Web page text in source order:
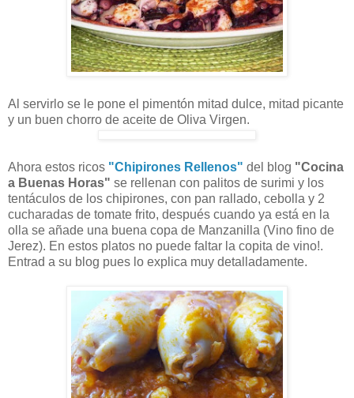
Al servirlo se le pone el pimentón mitad dulce, mitad picante
y un buen chorro de aceite de Oliva Virgen.
Ahora estos ricos "Chipirones Rellenos" del blog "Cocina
a Buenas Horas" se rellenan con palitos de surimi y los
tentáculos de los chipirones, con pan rallado, cebolla y 2
cucharadas de tomate frito, después cuando ya está en la
olla se añade una buena copa de Manzanilla (Vino fino de
Jerez). En estos platos no puede faltar la copita de vino!.
Entrad a su blog pues lo explica muy detalladamente.